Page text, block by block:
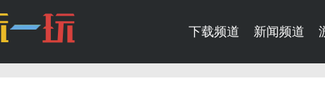
下载频道 新闻频道